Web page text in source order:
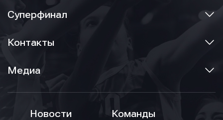
Суперфинал
Контакты
Медиа
Новости
Команды